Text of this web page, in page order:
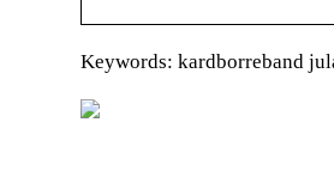
Keywords: kardborreband